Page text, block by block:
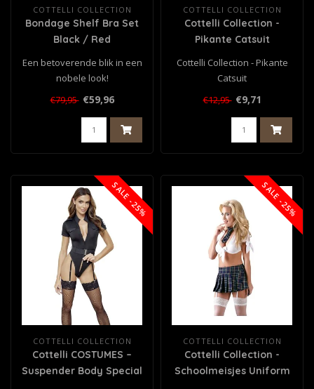
COTTELLI COLLECTION
Bondage Shelf Bra Set
Black / Red
Een betoverende blik in een
nobele look!
Licht gevoerd..
€79,95 €59,96
COTTELLI COLLECTION
Cottelli Collection -
Pikante Catsuit
Cottelli Collection - Pikante
Catsuit
€12,95 €9,71
SALE -25%
COTTELLI COLLECTION
Cottelli COSTUMES –
Suspender Body Special
SALE -25%
COTTELLI COLLECTION
Cottelli Collection -
Schoolmeisjes Uniform